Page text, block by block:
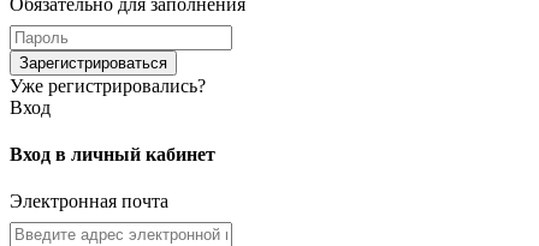
Зарегистрироваться
Уже регистрировались?
Вход
Вход в личный кабинет
Электронная почта